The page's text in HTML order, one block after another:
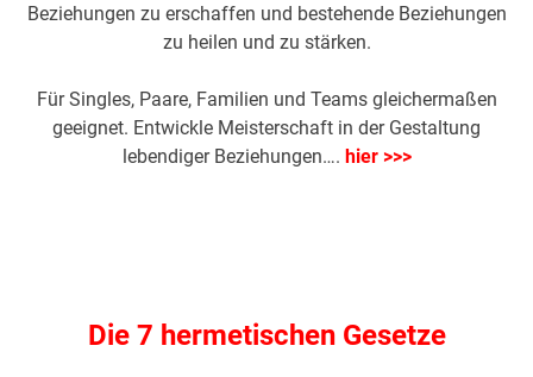
Beziehungen zu erschaffen und bestehende Beziehungen
zu heilen und zu stärken.
Für Singles, Paare, Familien und Teams gleichermaßen
geeignet. Entwickle Meisterschaft in der Gestaltung
lebendiger Beziehungen…. hier >>>
Die 7 hermetischen Gesetze